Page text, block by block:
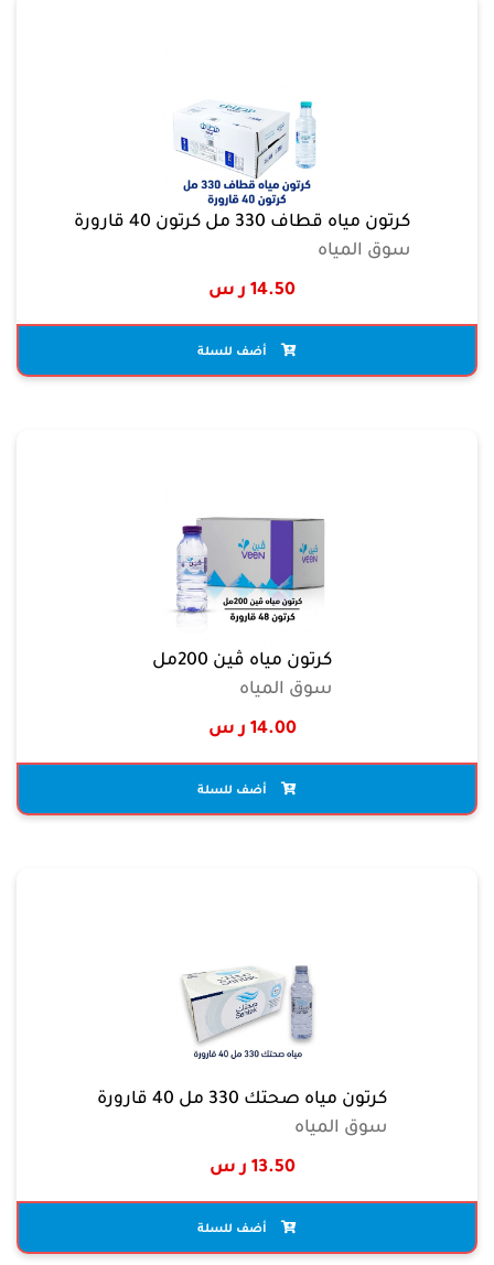
كرتون مياه قطاف 330 مل كرتون 40 قارورة
سوق المياه
14.50 ر س
أضف للسلة
كرتون مياه ڤين 200مل
سوق المياه
14.00 ر س
أضف للسلة
كرتون مياه صحتك 330 مل 40 قارورة
سوق المياه
13.50 ر س
أضف للسلة